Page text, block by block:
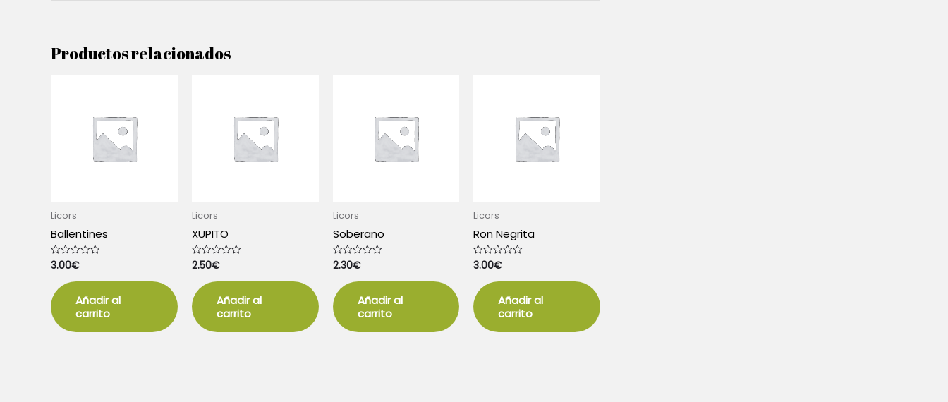
Productos relacionados
Licors
Ballentines
Valorado
con
de
5
3.00€
Añadir al
carrito
Licors
XUPITO
Valorado
con
de
5
2.50€
Añadir al
carrito
Licors
Soberano
Valorado
con
de
5
2.30€
Añadir al
carrito
Licors
Ron Negrita
Valorado
con
de
5
3.00€
Añadir al
carrito